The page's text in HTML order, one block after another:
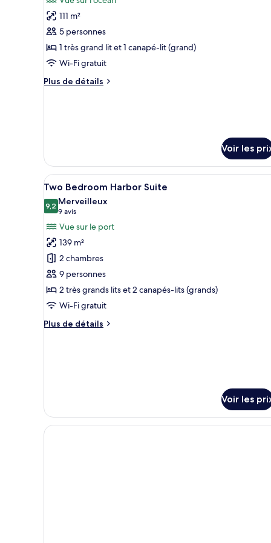
chambre
(Terrace)
les
photos
pour
ce
type
chambre :
111 m²
5 personnes
1 très grand lit et 1 canapé-lit (grand)
Wi-Fi gratuit
Plus de détails
Plus
chambre
Suite,
1
chambre
(Topaz)
Voir les
Afficher
toutes
les
photos
pour
ce
type
de
chambre :
Two
Bedroom
Une chambre d’hôtel
6
Two Bedroom Harbor Suite
9,29,2 sur 10
Merveilleux
9 avis
(9 avis)
Vue sur le port
139 m²
2 chambres
9 personnes
2 très grands lits et 2 canapés-lits (grands)
Wi-Fi gratuit
Plus de détails
Plus
Two
Bedroom
Harbor
Voir les